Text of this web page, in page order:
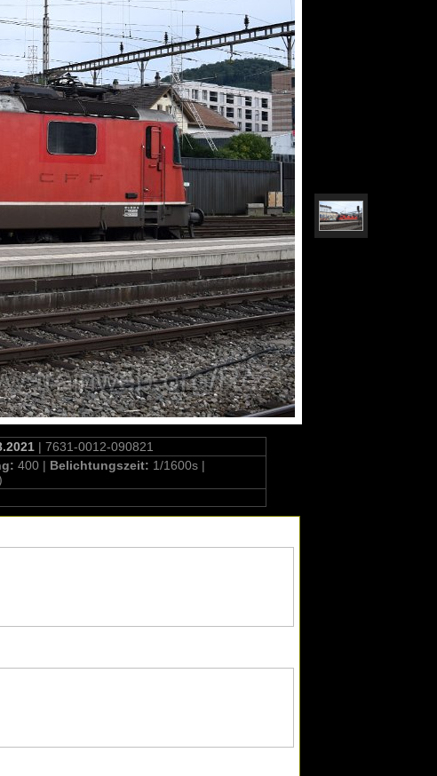
| 7631-0012-090821
400 | Belichtungszeit: 1/1600s |